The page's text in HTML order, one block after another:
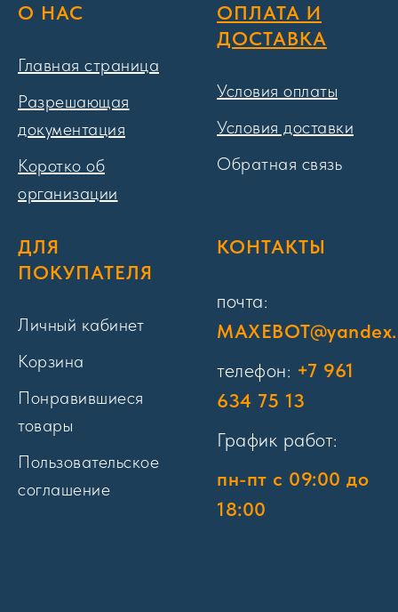
О НАС
Главная страница
Разрешающая
документация
Коротко об
организации
ОПЛАТА И
ДОСТАВКА
Условия оплаты
Условия доставки
Обратная связь
ДЛЯ
ПОКУПАТЕЛЯ
Личный кабинет
Корзина
Понравившиеся
товары
Пользовательское
соглашение
КОНТАКТЫ
почта:
телефон: +7 961
634 75 13
График работ:
пн-пт с 09:00 до
18:00